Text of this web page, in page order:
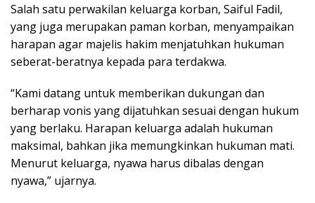
Salah satu perwakilan keluarga korban, Saiful Fadil,
yang juga merupakan paman korban, menyampaikan
harapan agar majelis hakim menjatuhkan hukuman
seberat-beratnya kepada para terdakwa.
“Kami datang untuk memberikan dukungan dan
berharap vonis yang dijatuhkan sesuai dengan hukum
yang berlaku. Harapan keluarga adalah hukuman
maksimal, bahkan jika memungkinkan hukuman mati.
Menurut keluarga, nyawa harus dibalas dengan
nyawa,” ujarnya.